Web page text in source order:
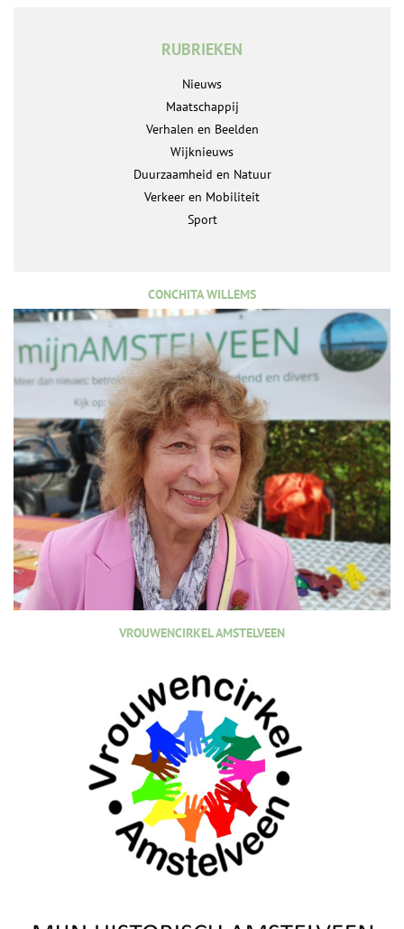
RUBRIEKEN
Nieuws
Maatschappij
Verhalen en Beelden
Wijknieuws
Duurzaamheid en Natuur
Verkeer en Mobiliteit
Sport
CONCHITA WILLEMS
VROUWENCIRKEL AMSTELVEEN